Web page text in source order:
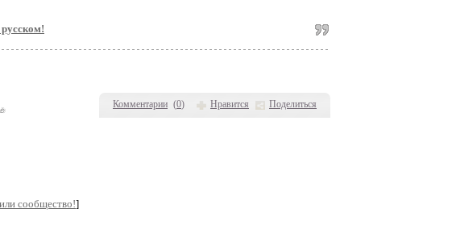
Комментарии (0) Нравится Поделиться
сообщество!]